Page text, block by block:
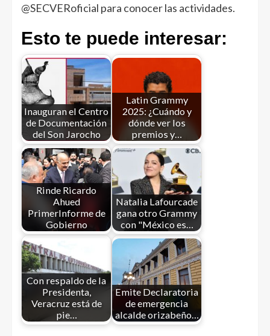
@SECVERoficial para conocer las actividades.
Esto te puede interesar:
Inauguran el Centro
de Documentación
del Son Jarocho
Latin Grammy
2025: ¿Cuándo y
dónde ver los
premios y…
Rinde Ricardo
Ahued
PrimerInforme de
Gobierno
Natalia Lafourcade
gana otro Grammy
con "México es…
Con respaldo de la
Presidenta,
Veracruz está de
pie…
Emite Declaratoria
de emergencia
alcalde orizabeño…